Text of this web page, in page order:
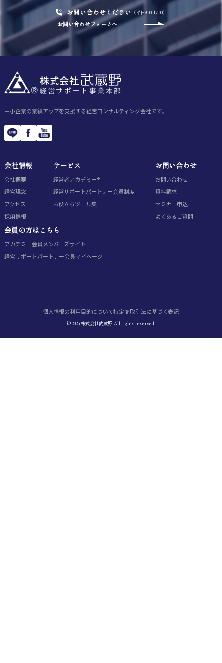
お問い合わせください （平日9:00-17:00）
お問い合わせフォームへ
中小企業の業績アップを支援する経営コンサルティング会社です。
会社情報
会社概要
経営理念
アクセス
採用情報
サービス
経営者アカデミー®
経営サポートパートナー会員制度
お役立ちツール集
お問い合わせ
お問い合わせ
資料請求
セミナー申込
よくあるご質問
会員の方はこちら
アカデミー会員 メンバーズサイト
経営サポートパートナー会員マイページ
個人情報の利用目的について特定商取引法に基づく表記
© 2025 株式会社武蔵野. All rights reserved.